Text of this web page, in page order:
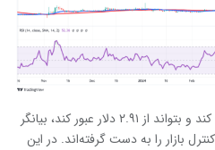
اگر قیمت از سطح فعلی جهش پیدا کند و بتواند از ۲.۹۱ دلار عبور کند، بیانگر
بازار را به دست گرفته‌اند. در این